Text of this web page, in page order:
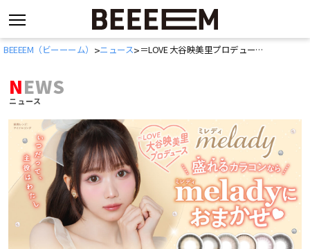
コ
プ
BEEEEM（ビーーーム） >ニュース> ＝LOVE 大谷映美里プロデュースカラコン『melady』、人気レンズ新ビジュアル公開
NEWS
ニュース